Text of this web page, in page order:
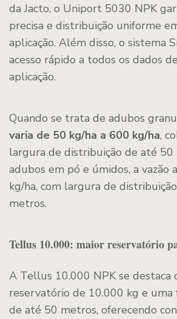
da Jacto, o Uniport 5030 NPK
precisa e distribuição uniforme
aplicação. Além disso, o sistema
acesso rápido a todos os dados
aplicação.
Quando se trata de adubos
varia de 50 kg/ha a 600 kg/ha,
largura de distribuição de até 50
adubos em pó e úmidos, a vazão
kg/ha, com largura de
metros.
Tellus 10.000: maior reservatório
A Tellus 10.000 NPK se destaca
reservatório de 10.000 kg e uma
de até 50 metros, oferecendo